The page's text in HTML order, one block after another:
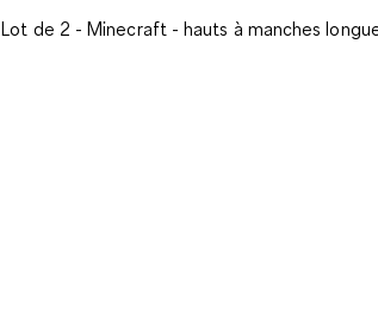
Lot de 2 - Minecraft - hauts à manches